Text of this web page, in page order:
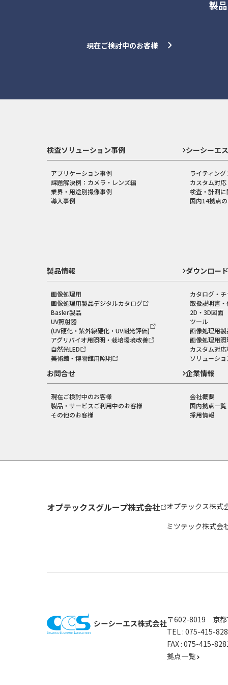
製
現在ご検討中のお客様
検査ソリューション事例
アプリケーション事例
課題解決例：カメラ・レンズ編
業界・用途別撮像事例
導入事例
シーシーエ
ライティン
カスタム対応
検査・計測
国内14拠点
製品情報
画像処理用
画像処理用製品デジタルカタログ
Basler製品
UV照射器
(UV硬化・紫外線硬化・UV耐光評価)
アグリバイオ用照明・栽培環境改善
自然光LED
美術館・博物館用照明
ダウンロード
カタログ・チ
取扱説明書
2D・3D図面
ツール
画像処理用
画像処理用
カスタム対応
ソリューシ
お問合せ
現在ご検討中のお客様
製品・サービスご利用中のお客様
その他のお客様
企業情報
会社概要
国内拠点一覧
採用情報
オプテックスグループ株式会社 オプテックス株式
ミツテック株式会
〒602-8019 京都
TEL : 075-415-
FAX : 075-415-
拠点一覧